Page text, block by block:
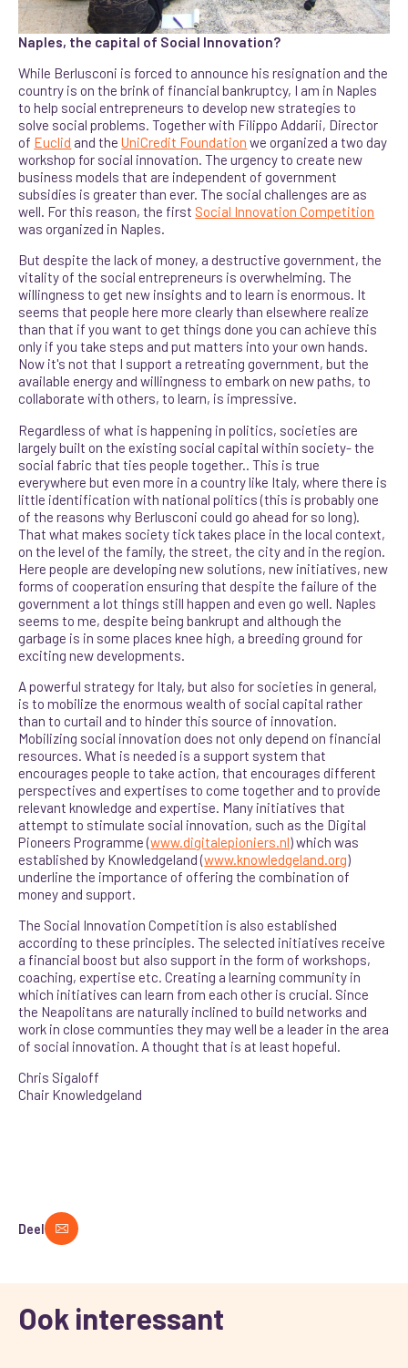
Naples, the capital of Social Innovation?
While Berlusconi is forced to announce his resignation and the
country is on the brink of financial bankruptcy, I am in Naples
to help social entrepreneurs to develop new strategies to
solve social problems. Together with Filippo Addarii, Director
of Euclid and theUniCredit Foundation we organized a two day
workshop for social innovation. The urgency to create new
business models that are independent of government
subsidies is greater than ever. The social challenges are as
well. For this reason, the first Social Innovation Competition
was organized in Naples.
But despite the lack of money, a destructive government, the
vitality of the social entrepreneurs is overwhelming. The
willingness to get new insights and to learn is enormous. It
seems that people here more clearly than elsewhere realize
than that if you want to get things done you can achieve this
only if you take steps and put matters into your own hands.
Now it's not that I support a retreating government, but the
available energy and willingness to embark on new paths, to
collaborate with others, to learn, is impressive.
Regardless of what is happening in politics, societies are
largely built on the existing social capital within society- the
social fabric that ties people together.. This is true
everywhere but even more in a country like Italy, where there is
little identification with national politics (this is probably one
of the reasons why Berlusconi could go ahead for so long).
That what makes society tick takes place in the local context,
on the level of the family, the street, the city and in the region.
Here people are developing new solutions, new initiatives, new
forms of cooperation ensuring that despite the failure of the
government a lot things still happen and even go well. Naples
seems to me, despite being bankrupt and although the
garbage is in some places knee high, a breeding ground for
exciting new developments.
A powerful strategy for Italy, but also for societies in general,
is to mobilize the enormous wealth of social capital rather
than to curtail and to hinder this source of innovation.
Mobilizing social innovation does not only depend on financial
resources. What is needed is a support system that
encourages people to take action, that encourages different
perspectives and expertises to come together and to provide
relevant knowledge and expertise. Many initiatives that
attempt to stimulate social innovation, such as the Digital
Pioneers Programme (www.digitalepioniers.nl) which was
established by Knowledgeland (www.knowledgeland.org)
underline the importance of offering the combination of
money and support.
The Social Innovation Competition is also established
according to these principles. The selected initiatives receive
a financial boost but also support in the form of workshops,
coaching, expertise etc. Creating a learning community in
which initiatives can learn from each other is crucial. Since
the Neapolitans are naturally inclined to build networks and
work in close communties they may well be a leader in the area
of ​​social innovation. A thought that is at least hopeful.
Chris Sigaloff
Chair Knowledgeland
Deel
Ook interessant